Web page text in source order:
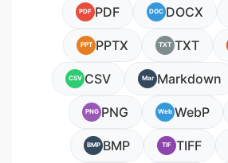
PDF PDF DOC DOCX
PPT PPTX TXT TXT
CSV CSV Mar Markdown
PNG PNG Web WebP
BMP BMP TIF TIFF